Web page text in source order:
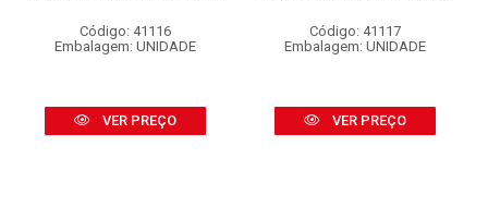
Código: 41116
Embalagem: UNIDADE
VER PREÇO
Código: 41117
Embalagem: UNIDADE
VER PREÇO